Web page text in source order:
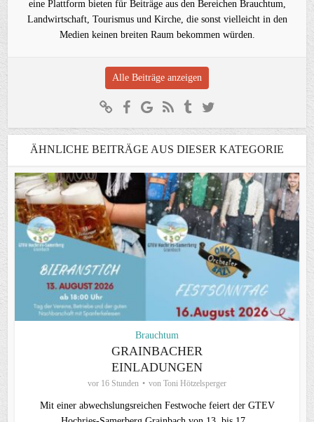
eine Plattform bieten für Beiträge aus den Bereichen Brauchtum,
Landwirtschaft, Tourismus und Kirche, die sonst vielleicht in den
Medien keinen breiten Raum bekommen würden.
Alle Beiträge anzeigen
ÄHNLICHE BEITRÄGE AUS DIESER KATEGORIE
Brauchtum
GRAINBACHER
EINLADUNGEN
vor 16 Stunden von Toni Hötzelsperger
Mit einer abwechslungsreichen Festwoche feiert der GTEV